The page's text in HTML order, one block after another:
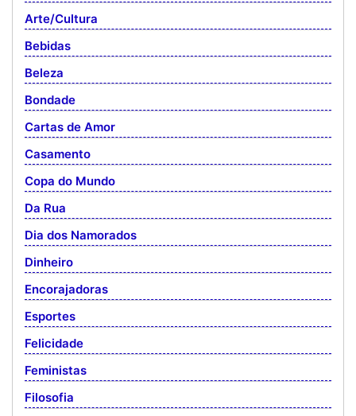
Arte/Cultura
Bebidas
Beleza
Bondade
Cartas de Amor
Casamento
Copa do Mundo
Da Rua
Dia dos Namorados
Dinheiro
Encorajadoras
Esportes
Felicidade
Feministas
Filosofia